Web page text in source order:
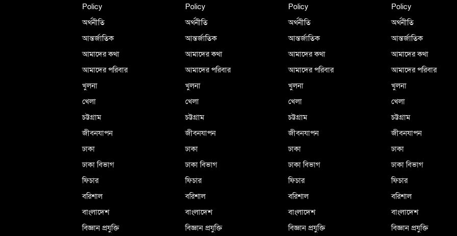
Policy
অর্থনীতি
আন্তর্জাতিক
আমাদের কথা
আমাদের পরিবার
খুলনা
খেলা
চট্টগ্রাম
জীবনযাপন
ঢাকা
ঢাকা বিভাগ
ফিচার
বরিশাল
বাংলাদেশ
বিজ্ঞান প্রযুক্তি
Policy
অর্থনীতি
আন্তর্জাতিক
আমাদের কথা
আমাদের পরিবার
খুলনা
খেলা
চট্টগ্রাম
জীবনযাপন
ঢাকা
ঢাকা বিভাগ
ফিচার
বরিশাল
বাংলাদেশ
বিজ্ঞান প্রযুক্তি
Policy
অর্থনীতি
আন্তর্জাতিক
আমাদের কথা
আমাদের পরিবার
খুলনা
খেলা
চট্টগ্রাম
জীবনযাপন
ঢাকা
ঢাকা বিভাগ
ফিচার
বরিশাল
বাংলাদেশ
বিজ্ঞান প্রযুক্তি
Policy
অর্থনীতি
আন্তর্জাতিক
আমাদের কথা
আমাদের পরিবার
খুলনা
খেলা
চট্টগ্রাম
জীবনযাপন
ঢাকা
ঢাকা বিভাগ
ফিচার
বরিশাল
বাংলাদেশ
বিজ্ঞান প্রযুক্তি